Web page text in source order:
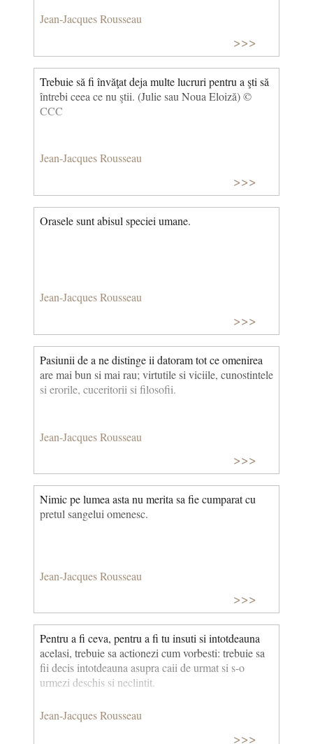
Jean-Jacques Rousseau
>>>
Trebuie să fi învăţat deja multe lucruri pentru a şti să
întrebi ceea ce nu ştii. (Julie sau Noua Eloiză) ©
CCC
Jean-Jacques Rousseau
>>>
Orasele sunt abisul speciei umane.
Jean-Jacques Rousseau
>>>
Pasiunii de a ne distinge ii datoram tot ce omenirea
are mai bun si mai rau; virtutile si viciile, cunostintele
si erorile, cuceritorii si filosofii.
Jean-Jacques Rousseau
>>>
Nimic pe lumea asta nu merita sa fie cumparat cu
pretul sangelui omenesc.
Jean-Jacques Rousseau
>>>
Pentru a fi ceva, pentru a fi tu insuti si intotdeauna
acelasi, trebuie sa actionezi cum vorbesti: trebuie sa
fii decis intotdeauna asupra caii de urmat si s-o
urmezi deschis si neclintit.
Jean-Jacques Rousseau
>>>